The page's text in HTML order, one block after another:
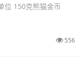
位 150克熊猫金币
556